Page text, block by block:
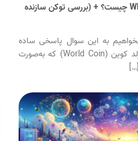
ارز دیجیتال ورلد کوین WLD چیست؟ + (بررسی توکن سازنده
به این سوال پاسخی ساده
دهیم، باید بگوییم که ورلد کوین (World Coin) که به‌صورت